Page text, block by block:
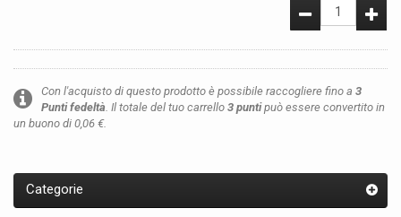
Con l'acquisto di questo prodotto è possibile raccogliere fino a 3
Punti fedeltà. Il totale del tuo carrello 3 puntipuò essere convertito in
un buono di 0,06 €.
Categorie